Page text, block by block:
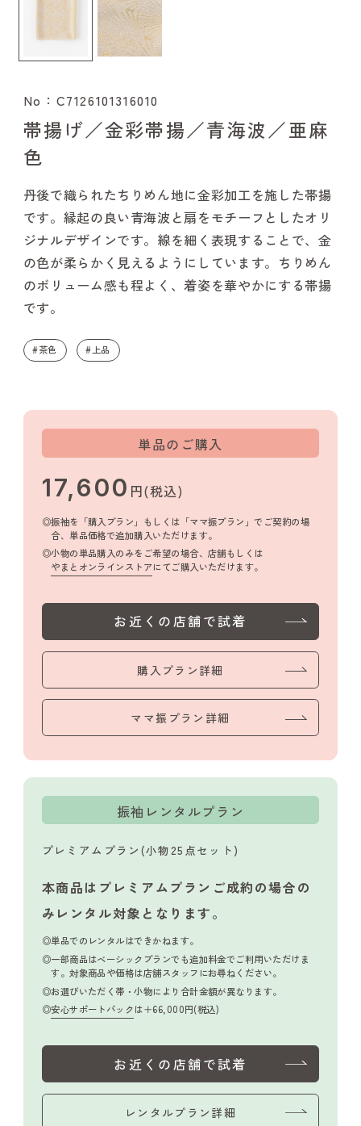
No：C7126101316010
帯揚げ／金彩帯揚／青海波／亜麻
色
丹後で織られたちりめん地に金彩加工を施した帯揚
です。縁起の良い青海波と扇をモチーフとしたオリ
ジナルデザインです。線を細く表現することで、金
の色が柔らかく見えるようにしています。ちりめん
のボリューム感も程よく、着姿を華やかにする帯揚
です。
#茶色 #上品
振袖レンタルプラン
プレミアムプラン(小物25点セット)
本商品はプレミアムプランご成約の場合の
み レンタル対象となります。
単品でのレンタルはできかねます。
一部商品はベーシックプランでも追加料金でご利用いただけま
す。対象商品や価格は店舗スタッフにお尋ねください。
お選びいただく帯・小物により合計金額が異なります。
安心サポートパックは＋66,000円(税込)
お近くの店舗で試着
レンタルプラン詳細
単品のご購入
17,600 円(税込)
振袖を「購入プラン」もしくは「ママ振プラン」でご契約の場
合、単品価格で追加購入いただけます。
小物の単品購入のみをご希望の場合、店舗もしくは
やまとオンラインストアにてご購入いただけます。
お近くの店舗で試着
購入プラン詳細
ママ振プラン詳細